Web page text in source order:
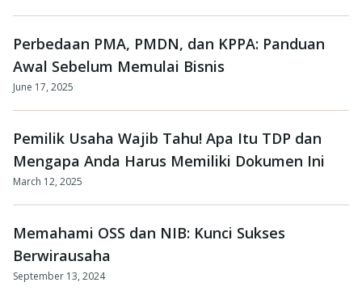
Perbedaan PMA, PMDN, dan KPPA: Panduan
Awal Sebelum Memulai Bisnis
June 17, 2025
Pemilik Usaha Wajib Tahu! Apa Itu TDP dan
Mengapa Anda Harus Memiliki Dokumen Ini
March 12, 2025
Memahami OSS dan NIB: Kunci Sukses
Berwirausaha
September 13, 2024